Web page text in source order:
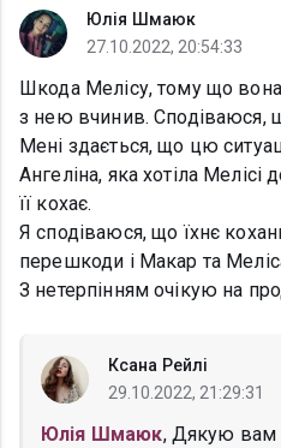
Юлія Шмаюк
27.10.2022, 20:54:33
Шкода Мелісу, тому що
з нею вчинив. Сподіваюся,
Мені здається, що цю
Ангеліна, яка хотіла
її кохає.
Я сподіваюся, що їхнє
перешкоди і Макар та
З нетерпінням очікую на
Ксана Рейлі
29.10.2022, 21:29:31
Юлія Шмаюк, Дякую вам